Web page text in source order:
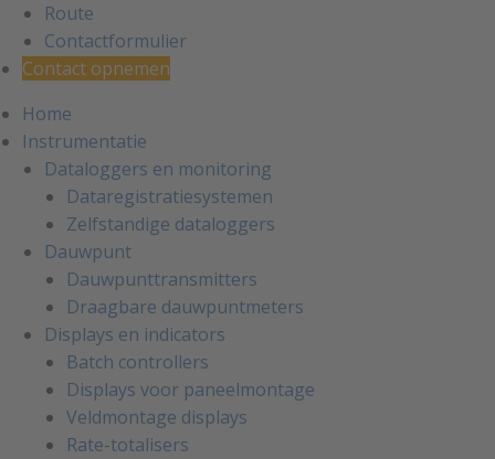
Route
Contactformulier
Contact opnemen
Home
Instrumentatie
Dataloggers en monitoring
Dataregistratiesystemen
Zelfstandige dataloggers
Dauwpunt
Dauwpunttransmitters
Draagbare dauwpuntmeters
Displays en indicators
Batch controllers
Displays voor paneelmontage
Veldmontage displays
Rate-totalisers